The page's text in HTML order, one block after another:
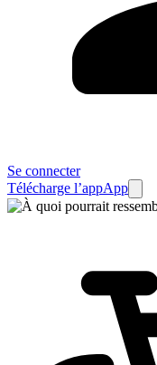
Se connecter
Télécharge l’appApp